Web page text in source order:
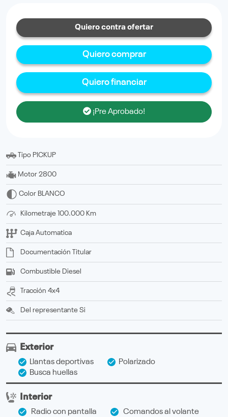
Quiero contra ofertar
Quiero comprar
Quiero financiar
¡Pre Aprobado!
Tipo PICKUP
Motor 2800
Color BLANCO
Kilometraje 100.000 Km
Caja Automatica
Documentación titular
Combustible Diesel
Tracción 4x4
Del representante Si
Exterior
Llantas deportivas
Polarizado
Busca huellas
Interior
Radio con pantalla Comandos al volante